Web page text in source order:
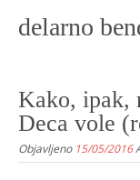
delarno
Kako, ipak,
Deca vole
Objavljeno 15/05/2016